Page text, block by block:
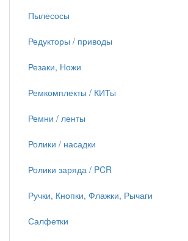
Пылесосы
Редукторы / приводы
Резаки, Ножи
Ремкомплекты / КИТы
Ремни / ленты
Ролики / насадки
Ролики заряда / PCR
Ручки, Кнопки, Флажки, Рычаги
Салфетки